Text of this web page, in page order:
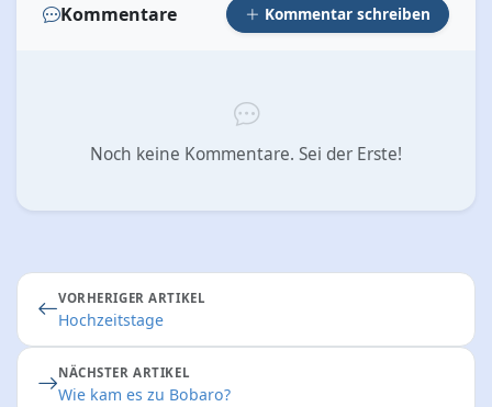
Kommentare Kommentar schreiben
Noch keine Kommentare. Sei der Erste!
VORHERIGER ARTIKEL
Hochzeitstage
NÄCHSTER ARTIKEL
Wie kam es zu Bobaro?